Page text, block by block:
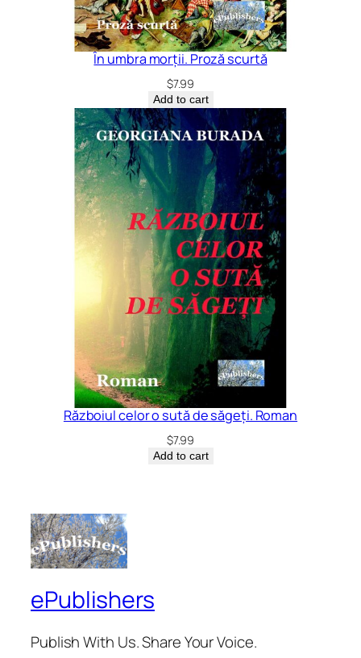
În umbra morții. Proză scurtă
$7.99
Add to cart
Războiul celor o sută de săgeți. Roman
$7.99
Add to cart
ePublishers
Publish With Us. Share Your Voice.